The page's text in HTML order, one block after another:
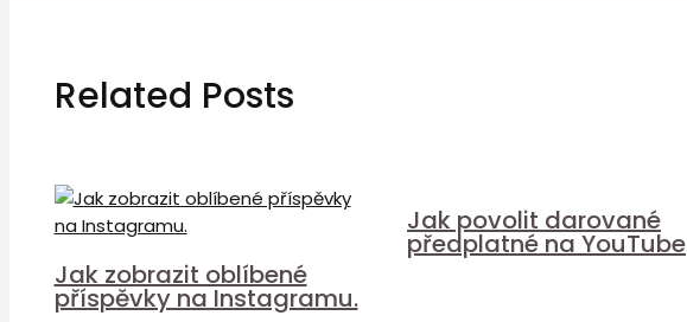
Related Posts
Jak zobrazit oblíbené
příspěvky na Instagramu.
Jak povolit darované
předplatné na YouTube